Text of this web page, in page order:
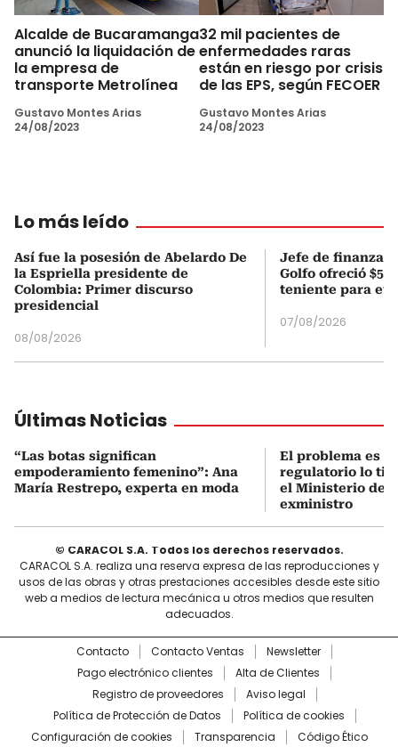
Alcalde de Bucaramanga
anunció la liquidación de
la empresa de
transporte Metrolínea
Gustavo Montes Arias
24/08/2023
32 mil pacientes de
enfermedades raras
están en riesgo por crisis
de las EPS, según FECOER
Gustavo Montes Arias
24/08/2023
Lo más leído
Así fue la posesión de Abelardo De
la Espriella presidente de
Colombia: Primer discurso
presidencial
08/08/2026
Jefe de finanzas
Golfo ofreció
teniente para
07/08/2026
Últimas Noticias
“Las botas significan
empoderamiento femenino”: Ana
María Restrepo, experta en moda
El problema es
regulatorio lo
el Ministerio de
exministro
© CARACOL S.A. Todos los derechos reservados.
CARACOL S.A. realiza una reserva expresa de las reproducciones y
usos de las obras y otras prestaciones accesibles desde este sitio
web a medios de lectura mecánica u otros medios que resulten
adecuados.
Contacto Contacto Ventas
Newsletter
Pago electrónico clientes
Alta de Clientes
Registro de proveedores
Aviso legal
Política de Protección de Datos
Política de cookies
Configuración de cookies
Transparencia Código Ético